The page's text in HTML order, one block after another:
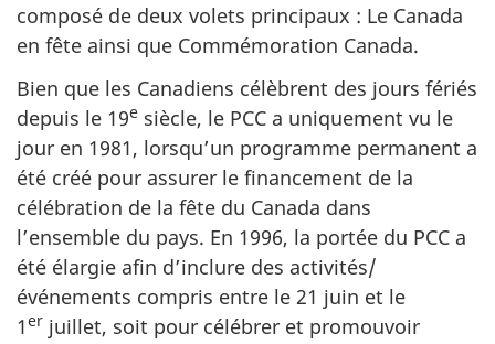
composé de deux volets principaux : Le Canada
en fête ainsi que Commémoration Canada.
Bien que les Canadiens célèbrent des jours fériés
depuis le 19e siècle, le PCC a uniquement vu le
jour en 1981, lorsqu’un programme permanent a
été créé pour assurer le financement de la
célébration de la fête du Canada dans
l’ensemble du pays. En 1996, la portée du PCC a
été élargie afin d’inclure des activités/
événements compris entre le 21 juin et le
1er juillet, soit pour célébrer et promouvoir